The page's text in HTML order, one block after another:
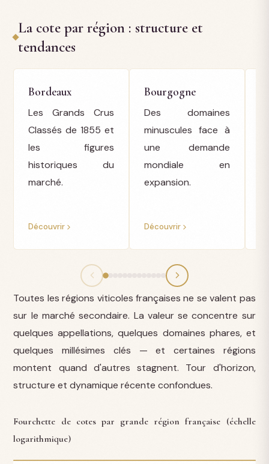
La cote par région : structure et
tendances
Bordeaux
Les Grands Crus
Classés de 1855 et
les figures
historiques du
marché.
Découvrir
Bourgogne
Des domaines
minuscules face à
une demande
mondiale en
expansion.
Découvrir
Toutes les régions viticoles françaises ne se valent pas
sur le marché secondaire. La valeur se concentre sur
quelques appellations, quelques domaines phares, et
quelques millésimes clés — et certaines régions
montent quand d'autres stagnent. Tour d'horizon,
structure et dynamique récente confondues.
Fourchette de cotes par grande région française (échelle
logarithmique)